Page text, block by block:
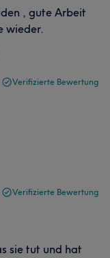
, gute Arbeit
wieder.
Verifizierte Bewertung
Verifizierte Bewertung
sie tut und hat